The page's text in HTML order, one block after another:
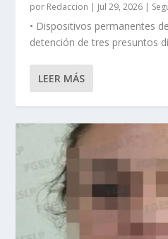
por Redaccion | Jul 29, 2026 |
• Dispositivos permanentes
detención de tres presuntos
LEER MÁS